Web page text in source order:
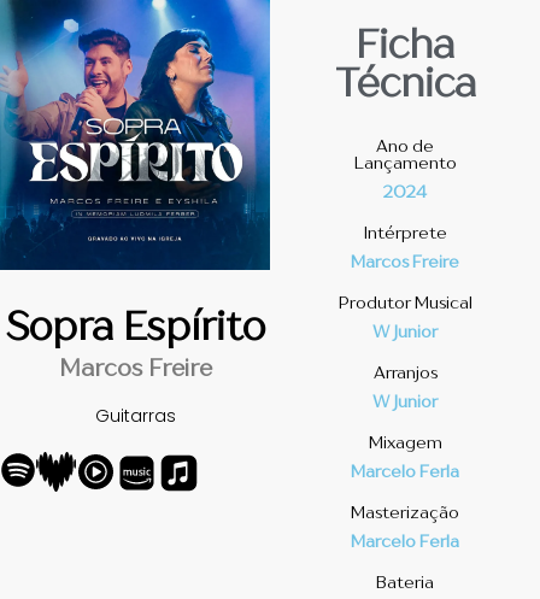
Sopra Espírito
Marcos Freire
Guitarras
Ficha
Técnica
Ano de
Lançamento
2024
Intérprete
Marcos Freire
Produtor Musical
W Junior
Arranjos
W Junior
Mixagem
Marcelo Ferla
Masterização
Marcelo Ferla
Bateria